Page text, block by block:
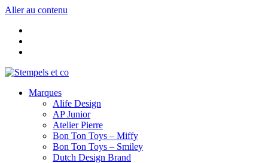
Aller au contenu
Marques
Alife Design
AP Junior
Atelier Pierre
Bon Ton Toys – Miffy
Bon Ton Toys – Smiley
Dutch Design Brand